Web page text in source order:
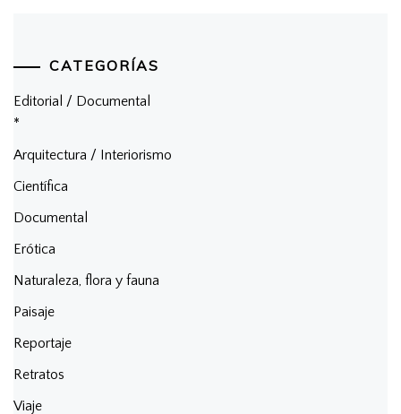
CATEGORÍAS
Editorial / Documental
*
Arquitectura / Interiorismo
Científica
Documental
Erótica
Naturaleza, flora y fauna
Paisaje
Reportaje
Retratos
Viaje